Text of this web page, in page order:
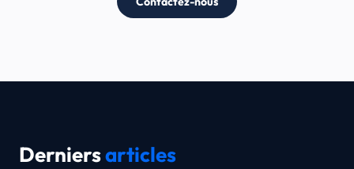
votre stratégie d'enseigne nationale.
Derniersarticles